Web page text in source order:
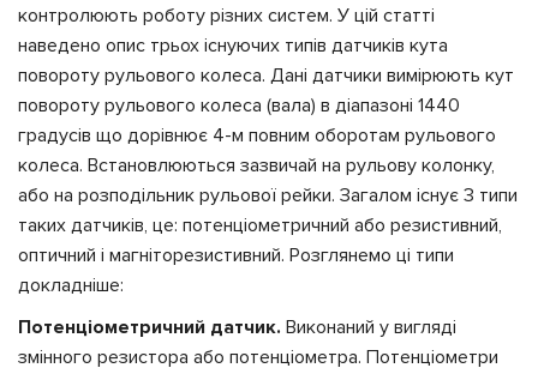
контролюють роботу різних систем. У цій статті
наведено опис трьох існуючих типів датчиків кута
повороту рульового колеса. Дані датчики вимірюють кут
повороту рульового колеса (вала) в діапазоні 1440
градусів що дорівнює 4-м повним оборотам рульового
колеса. Встановлюються зазвичай на рульову колонку,
або на розподільник рульової рейки. Загалом існує 3 типи
таких датчиків, це: потенціометричний або резистивний,
оптичний і магніторезистивний. Розглянемо ці типи
докладніше:
Потенціометричний датчик. Виконаний у вигляді
змінного резистора або потенціометра. Потенціометри